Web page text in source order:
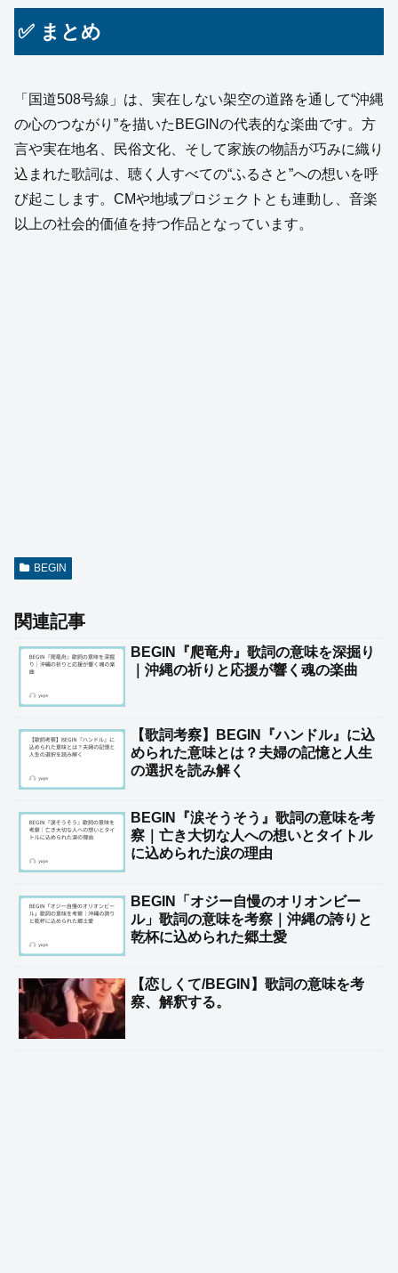
✅ まとめ
「国道508号線」は、実在しない架空の道路を通して“沖縄
の心のつながり”を描いたBEGINの代表的な楽曲です。方
言や実在地名、民俗文化、そして家族の物語が巧みに織り
込まれた歌詞は、聴く人すべての“ふるさと”への想いを呼
び起こします。CMや地域プロジェクトとも連動し、音楽
以上の社会的価値を持つ作品となっています。
BEGIN
関連記事
BEGIN『爬竜舟』歌詞の意味を深掘り
｜沖縄の祈りと応援が響く魂の楽曲
【歌詞考察】BEGIN『ハンドル』に込
められた意味とは？夫婦の記憶と人生
の選択を読み解く
BEGIN『涙そうそう』歌詞の意味を考
察｜亡き大切な人への想いとタイトル
に込められた涙の理由
BEGIN「オジー自慢のオリオンビー
ル」歌詞の意味を考察｜沖縄の誇りと
乾杯に込められた郷土愛
【恋しくて/BEGIN】歌詞の意味を考
察、解釈する。